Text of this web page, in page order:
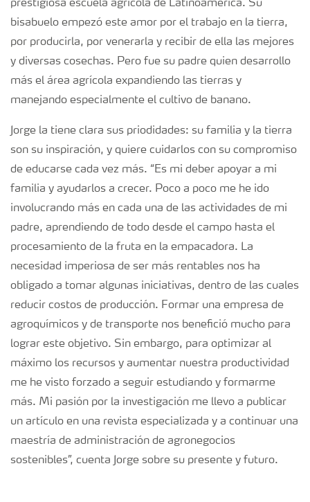
prestigiosa escuela agrícola de Latinoamérica. Su
bisabuelo empezó este amor por el trabajo en la tierra,
por producirla, por venerarla y recibir de ella las mejores
y diversas cosechas. Pero fue su padre quien desarrollo
más el área agrícola expandiendo las tierras y
manejando especialmente el cultivo de banano.
Jorge la tiene clara sus priodidades: su familia y la tierra
son su inspiración, y quiere cuidarlos con su compromiso
de educarse cada vez más. “Es mi deber apoyar a mi
familia y ayudarlos a crecer. Poco a poco me he ido
involucrando más en cada una de las actividades de mi
padre, aprendiendo de todo desde el campo hasta el
procesamiento de la fruta en la empacadora. La
necesidad imperiosa de ser más rentables nos ha
obligado a tomar algunas iniciativas, dentro de las cuales
reducir costos de producción. Formar una empresa de
agroquímicos y de transporte nos benefició mucho para
lograr este objetivo. Sin embargo, para optimizar al
máximo los recursos y aumentar nuestra productividad
me he visto forzado a seguir estudiando y formarme
más. Mi pasión por la investigación me llevo a publicar
un artículo en una revista especializada y a continuar una
maestría de administración de agronegocios
sostenibles”, cuenta Jorge sobre su presente y futuro.